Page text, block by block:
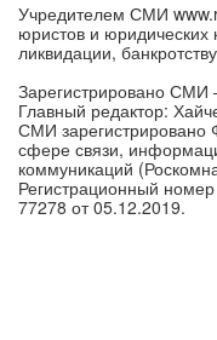
Учредителем СМИ
юристов и юридических
ликвидации,
Зарегистрировано
Главный редактор:
СМИ зарегистрировано
сфере связи,
коммуникаций
Регистрационный
77278 от 05.12.2019.